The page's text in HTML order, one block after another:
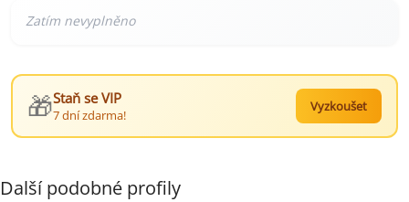
🎁Staň se VIP
7 dní zdarma!
Vyzkoušet
Další podobné profily